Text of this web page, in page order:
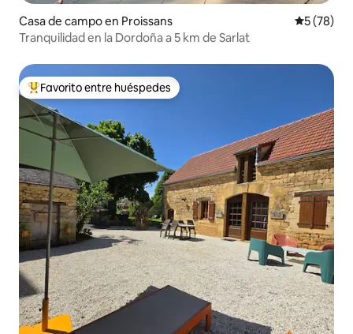
Casa de campo en Proissans
5 (78)
Tranquilidad en la Dordoña a 5 km de Sarlat
Favorito entre huéspedes preferido
Favorito entre huéspedes